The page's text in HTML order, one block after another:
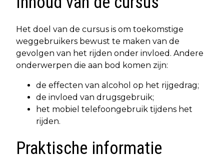
Het doel van de cursus is om toekomstige
weggebruikers bewust te maken van de
gevolgen van het rijden onder invloed. Andere
onderwerpen die aan bod komen zijn:
de effecten van alcohol op het rijgedrag;
de invloed van drugsgebruik;
het mobiel telefoongebruik tijdens het
rijden.
Praktische informatie